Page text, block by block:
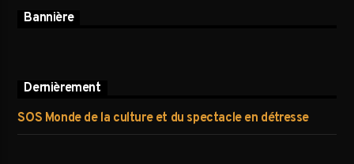
Bannière
Dernièrement
SOS Monde de la culture et du spectacle en détresse